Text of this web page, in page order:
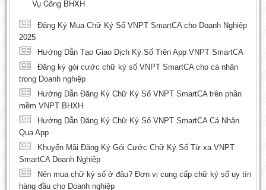
Đăng Ký Mua Chữ Ký Số VNPT SmartCA cho Doanh Nghiệp
2025
Hướng Dẫn Tạo Giao Dịch Ký Số Trên App VNPT SmartCA
Đăng ký gói cước chữ ký số VNPT SmartCA cho cá nhân
trong Doanh nghiệp
Hướng Dẫn Đăng Ký Chữ Ký Số VNPT SmartCA trên phần
mềm VNPT BHXH
Hướng Dẫn Đăng Ký Chữ Ký Số VNPT SmartCA Cá Nhân
Qua App
Khuyến Mãi Đăng Ký Gói Cước Chữ Ký Số Từ xa VNPT
SmartCA Doanh Nghiệp
Nên mua chữ ký số ở đâu? Đơn vị cung cấp chữ ký số uy tín
hàng đầu cho Doanh nghiệp